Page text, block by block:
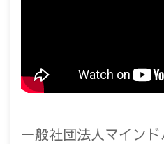
一般社団法人マイン